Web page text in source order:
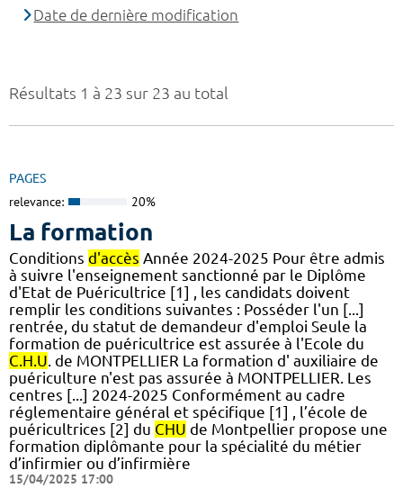
Résultats 1 à 23 sur 23 au total
PAGES
relevance: 20%
La formation
Conditions d'accès Année 2024-2025 Pour être admis
à suivre l'enseignement sanctionné par le Diplôme
d'Etat de Puéricultrice [1] , les candidats doivent
remplir les conditions suivantes : Posséder l'un [...]
rentrée, du statut de demandeur d'emploi Seule la
formation de puéricultrice est assurée à l'Ecole du
C.H.U . de MONTPELLIER La formation d' auxiliaire de
puériculture n'est pas assurée à MONTPELLIER. Les
centres [...] 2024-2025 Conformément au cadre
réglementaire général et spécifique [1] , l’école de
puéricultrices [2] du CHU de Montpellier propose une
formation diplômante pour la spécialité du métier
d’infirmier ou d’infirmière
15/04/2025 17:00
Date de dernière modification